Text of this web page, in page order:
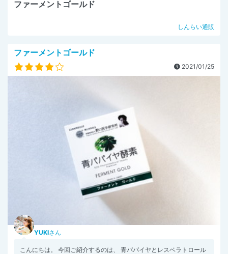
ファーメントゴールド
しんらい通販
ファーメントゴールド
2021/01/25
YUKIさん
こんにちは。 今回ご紹介するのは、 青パパイヤとレスベラトロール